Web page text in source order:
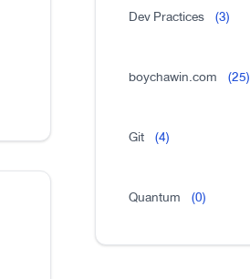
Dev Practices (3)
boychawin.com (25)
Git (4)
Quantum (0)